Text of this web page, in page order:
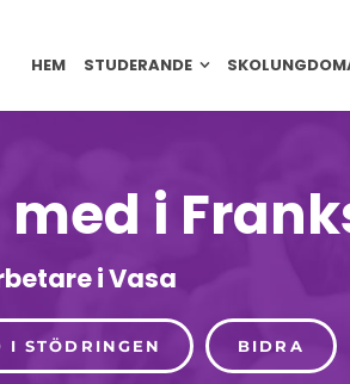
HEM STUDERANDE
med i
i Vasa
I STÖDRINGEN BIDRA